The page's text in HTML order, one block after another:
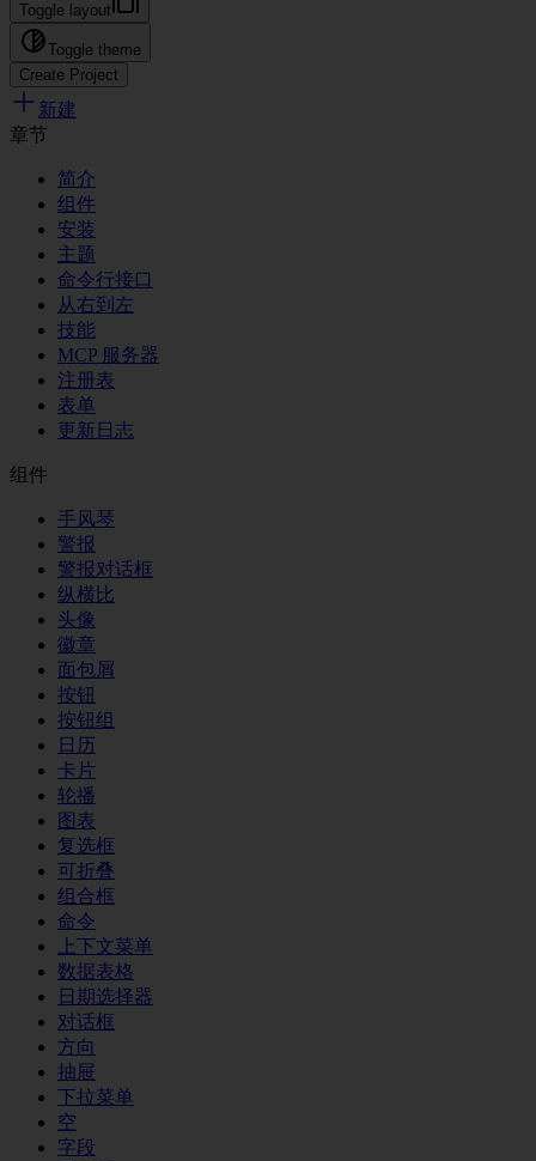
Toggle layout
Toggle theme
Create Project
新建
章节
简介
组件
安装
主题
命令行接口
从右到左
技能
MCP 服务器
注册表
表单
更新日志
组件
手风琴
警报
警报对话框
纵横比
头像
徽章
面包屑
按钮
按钮组
日历
卡片
轮播
图表
复选框
可折叠
组合框
命令
上下文菜单
数据表格
日期选择器
对话框
方向
抽屉
下拉菜单
空
字段